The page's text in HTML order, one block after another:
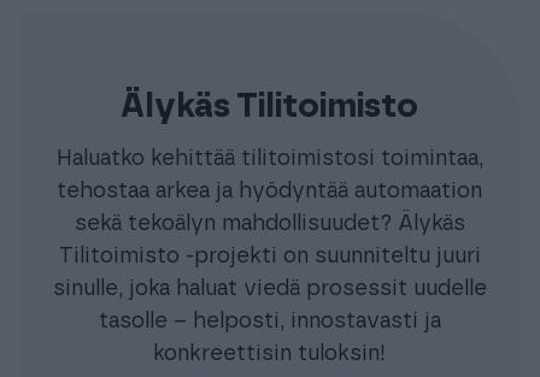
Älykäs Tilitoimisto
Haluatko kehittää tilitoimistosi toimintaa,
tehostaa arkea ja hyödyntää automaation
sekä tekoälyn mahdollisuudet? Älykäs
Tilitoimisto -projekti on suunniteltu juuri
sinulle, joka haluat viedä prosessit uudelle
tasolle – helposti, innostavasti ja
konkreettisin tuloksin!